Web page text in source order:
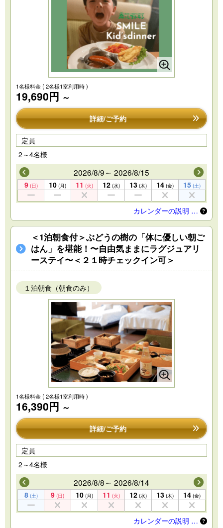
1名様料金( 2名様1室利用時 )
19,690円 ～
詳細/ご予約
定員
2～4名様
2026/8/9～ 2026/8/15
9 (日) 10 (月) 11 (火) 12 (水) 13 (木) 14 (金) 15 (土)
カレンダーの説明 …
＜1泊朝食付＞ぶどうの樹の「体に優しい朝ご
はん」を堪能！〜自由気ままにラグジュアリ
ーステイ〜＜２１時チェックイン可＞
１泊朝食（朝食のみ）
1名様料金( 2名様1室利用時 )
16,390円 ～
詳細/ご予約
定員
2～4名様
2026/8/8～ 2026/8/14
8 (土) 9 (日) 10 (月) 11 (火) 12 (水) 13 (木) 14 (金)
カレンダーの説明 …